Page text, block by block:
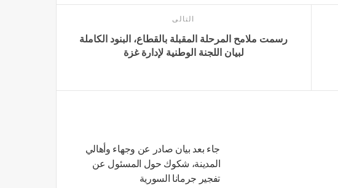
التالى
رسمت ملامح المرحلة المقبلة بالقطاع، البنود الكاملة
لبيان اللجنة الوطنية لإدارة غزة
جاء بعد بيان صادر عن وجهاء وأهالي
المدينة، شكوك حول المسئول عن
تفجير جرمانا السورية